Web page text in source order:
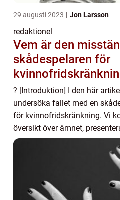
29 augusti 2023 Jon Larsson
redaktionel
Vem är den
skådespelaren för
? [Introduktion] I den här
undersöka fallet med en
för kvinnofridskränkning. Vi
översikt över ämnet,
kvinnofridskränkning som